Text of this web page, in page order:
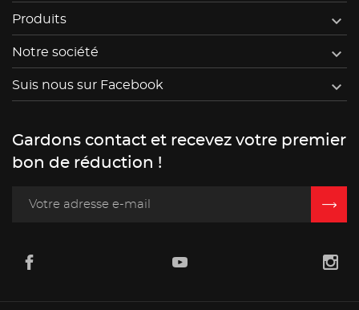
Produits 
Notre société 
Suis nous sur Facebook 
Gardons contact et recevez votre premier
bon de réduction !